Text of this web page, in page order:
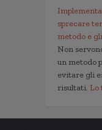
sprecare
metodo e
Non
un metodo
evitare gli
risultati. Lo